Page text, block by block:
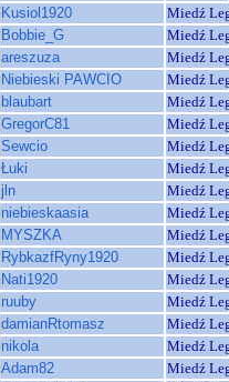
Kusiol1920
Miedź
Bobbie_G
Miedź
areszuza
Miedź
Niebieski PAWCIO
Miedź
blaubart
Miedź
GregorC81
Miedź
Sewcio
Miedź
Łuki
Miedź
jln
Miedź
niebieskaasia
Miedź
MYSZKA
Miedź
RybkazfRyny1920
Miedź
Nati1920
Miedź
ruuby
Miedź
damianRtomasz
Miedź
nikola
Miedź
Adam82
Miedź